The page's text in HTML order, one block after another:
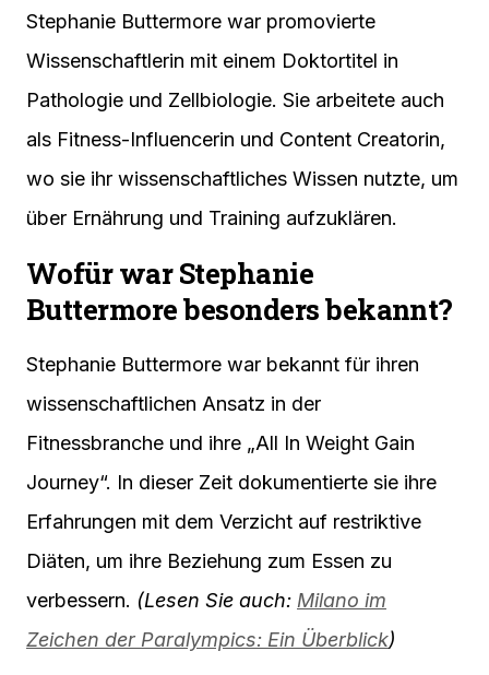
Stephanie Buttermore war promovierte
Wissenschaftlerin mit einem Doktortitel in
Pathologie und Zellbiologie. Sie arbeitete auch
als Fitness-Influencerin und Content Creatorin,
wo sie ihr wissenschaftliches Wissen nutzte, um
über Ernährung und Training aufzuklären.
Wofür war Stephanie
Buttermore besonders bekannt?
Stephanie Buttermore war bekannt für ihren
wissenschaftlichen Ansatz in der
Fitnessbranche und ihre „All In Weight Gain
Journey“. In dieser Zeit dokumentierte sie ihre
Erfahrungen mit dem Verzicht auf restriktive
Diäten, um ihre Beziehung zum Essen zu
verbessern. (Lesen Sie auch: Milano im
Zeichen der Paralympics: Ein Überblick)